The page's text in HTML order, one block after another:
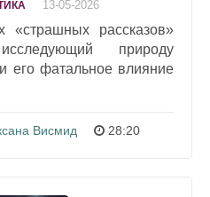
13-05-2026
«страшных рассказов»
природу
и его фатальное влияние
Висмид 28:20